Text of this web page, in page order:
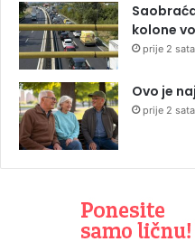
kolone
prije 2 sata
Ovo je
prije 2 sata